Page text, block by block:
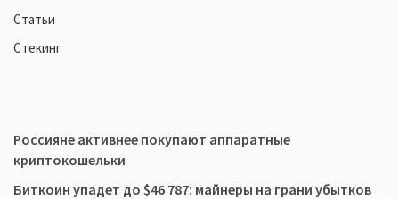
Статьи
Стекинг
Россияне активнее покупают аппаратные
криптокошельки
Биткоин упадет до $46 787: майнеры на грани убытков